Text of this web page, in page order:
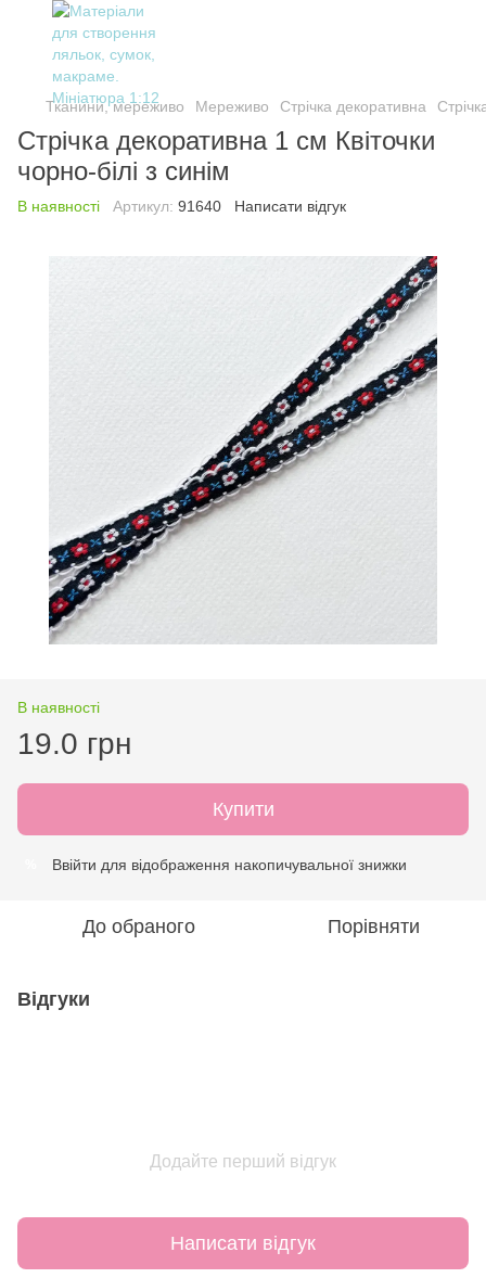
Тканини, мереживо Мереживо Стрічка декоративна
Стрічка декоративна 1 см Квіточки
чорно-білі з синім
В наявності Артикул: 91640 Написати відгук
В наявності
19.0 грн
Купити
Ввійти для відображення накопичувальної знижки
До обраного Порівняти
Відгуки
Додайте перший відгук
Написати відгук